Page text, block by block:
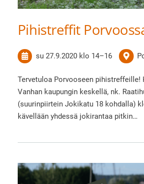
Pihistreffit
su 27.9.2020 klo 14–16
Tervetuloa Porvooseen pihistreffeille!
Vanhan kaupungin keskellä, nk.
(suurinpiirtein Jokikatu 18 kohdalla)
kävellään yhdessä jokirantaa pitkin…